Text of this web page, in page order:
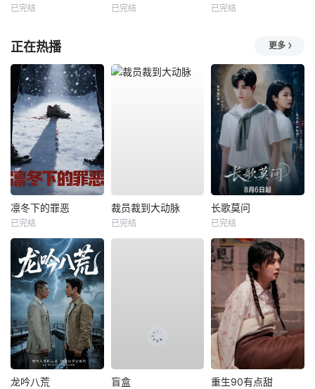
已完结 已完结 已完结
正在热播 更多
凛冬下的罪恶
已完结
裁员裁到大动脉
已完结
长歌莫问
已完结
龙吟八荒 盲盒 重生90有点甜